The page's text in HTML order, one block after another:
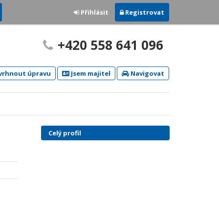
Přihlásit Registrovat
+420 558 641 096
úpravu Jsem majitel Navigovat
Celý profil